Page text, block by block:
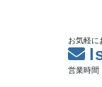
お気軽に
営業時